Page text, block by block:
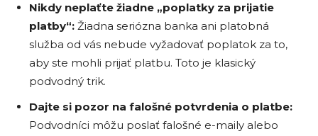
Nikdy neplaťte žiadne „poplatky za prijatie
platby“: Žiadna seriózna banka ani platobná
služba od vás nebude vyžadovať poplatok za to,
aby ste mohli prijať platbu. Toto je klasický
podvodný trik.
Dajte si pozor na falošné potvrdenia o platbe:
Podvodníci môžu poslať falošné e-maily alebo